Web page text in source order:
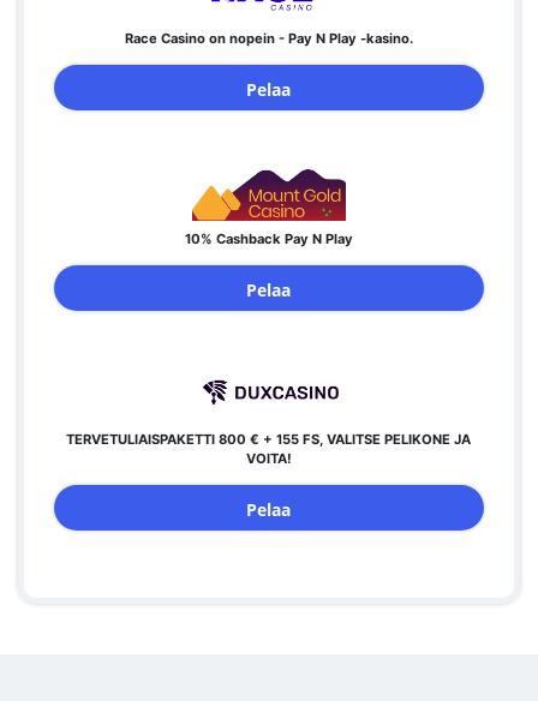
Race Casino on nopein - Pay N Play -kasino.
Pelaa
10% Cashback Pay N Play
Pelaa
TERVETULIAISPAKETTI 800 € + 155 FS, VALITSE PELIKONE JA
VOITA!
Pelaa